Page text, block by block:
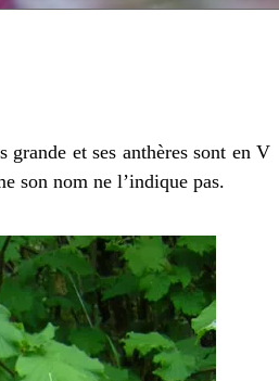
et ses anthères sont en V
son nom ne l’indique pas.